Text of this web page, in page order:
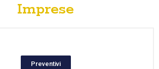
Imprese
Preventivi